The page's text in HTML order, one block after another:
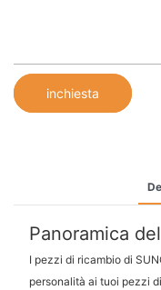
inchiesta
Panoramica
I pezzi di ricambio di
personalità ai tuoi pezzi